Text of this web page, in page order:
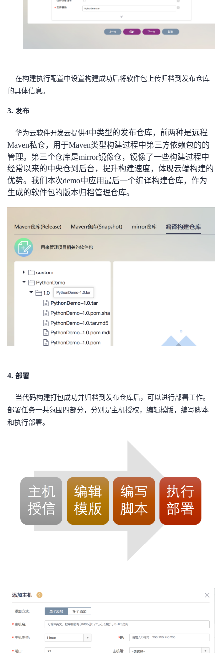
在构建执行配置中设置构建成功后将软件包上传归档到发布仓库
的具体信息。
3. 发布
华为云软件开发云提供4中类型的发布仓库，前两种是远程
Maven私仓，用于Maven类型构建过程中第三方依赖包的的
管理。第三个仓库是mirror镜像仓，镜像了一些构建过程中
经常以来的中央仓到后台，提升构建速度，体现云端构建的
优势。我们本次demo中应用最后一个编译构建仓库，作为
生成的软件包的版本归档管理仓库。
4. 部署
当代码构建打包成功并归档到发布仓库后，可以进行部署工作。
部署任务一共氛围四部分，分别是主机授权，编辑模版，编写脚本
和执行部署。